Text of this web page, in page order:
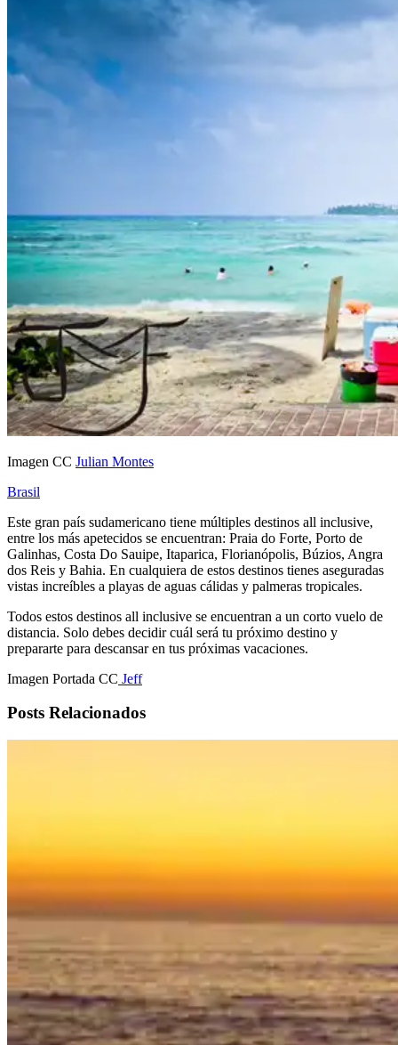
Imagen CC Julian Montes
Brasil
Este gran país sudamericano tiene múltiples destinos all inclusive,
entre los más apetecidos se encuentran: Praia do Forte, Porto de
Galinhas, Costa Do Sauipe, Itaparica, Florianópolis, Búzios, Angra
dos Reis y Bahia. En cualquiera de estos destinos tienes aseguradas
vistas increíbles a playas de aguas cálidas y palmeras tropicales.
Todos estos destinos all inclusive se encuentran a un corto vuelo de
distancia. Solo debes decidir cuál será tu próximo destino y
prepararte para descansar en tus próximas vacaciones.
Imagen Portada CC Jeff
Posts Relacionados